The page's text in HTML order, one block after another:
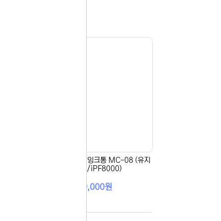
[Canon] 정품폐잉크통 MC-08 (유지
보수킷/iPF8000)
99,000원